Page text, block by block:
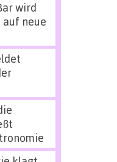
wird
auf neue